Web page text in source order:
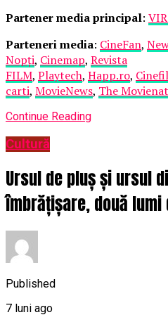
Partener media principal:
Parteneri media: CineFan,
Nopți, Cinemap, Revista
FILM, Playtech, Happ.ro,
carti, MovieNews, The
Continue Reading
Cultură
Ursul de pluș și ursul
îmbrățișare, două
Published
7 luni ago